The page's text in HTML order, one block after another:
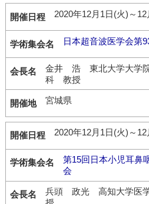
2020年12月1日(火)～
日本超音波医学会第
金井 浩 東北大学大学院
科 教授
宮城県
2020年12月1日(火)～12
第15回日本小児耳鼻
会
兵頭 政光 高知大学医